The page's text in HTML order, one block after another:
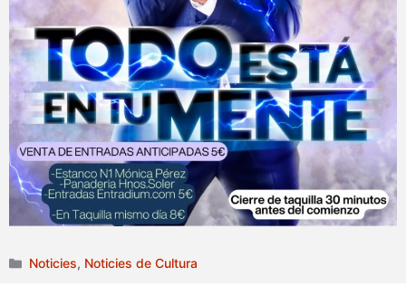
Categories
Noticies, Noticies de Cultura